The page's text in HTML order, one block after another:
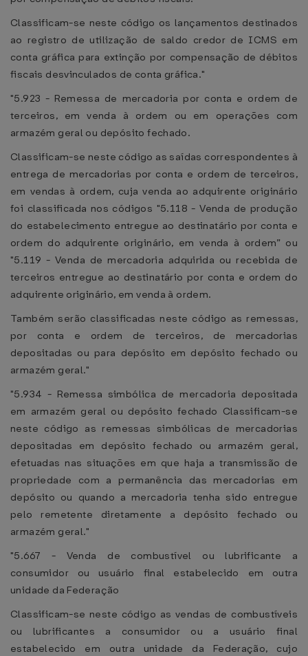
Classificam-se neste código os lançamentos destinados
ao registro de utilização de saldo credor de ICMS em
conta gráfica para extinção por compensação de débitos
fiscais desvinculados de conta gráfica."
"5.923 - Remessa de mercadoria por conta e ordem de
terceiros, em venda à ordem ou em operações com
armazém geral ou depósito fechado.
Classificam-se neste código as saídas correspondentes à
entrega de mercadorias por conta e ordem de terceiros,
em vendas à ordem, cuja venda ao adquirente originário
foi classificada nos códigos "5.118 - Venda de produção
do estabelecimento entregue ao destinatário por conta e
ordem do adquirente originário, em venda à ordem” ou
"5.119 - Venda de mercadoria adquirida ou recebida de
terceiros entregue ao destinatário por conta e ordem do
adquirente originário, em venda à ordem.
Também serão classificadas neste código as remessas,
por conta e ordem de terceiros, de mercadorias
depositadas ou para depósito em depósito fechado ou
armazém geral."
"5.934 - Remessa simbólica de mercadoria depositada
em armazém geral ou depósito fechado Classificam-se
neste código as remessas simbólicas de mercadorias
depositadas em depósito fechado ou armazém geral,
efetuadas nas situações em que haja a transmissão de
propriedade com a permanência das mercadorias em
depósito ou quando a mercadoria tenha sido entregue
pelo remetente diretamente a depósito fechado ou
armazém geral."
"5.667 - Venda de combustível ou lubrificante a
consumidor ou usuário final estabelecido em outra
unidade da Federação
Classificam-se neste código as vendas de combustíveis
ou lubrificantes a consumidor ou a usuário final
estabelecido em outra unidade da Federação, cujo